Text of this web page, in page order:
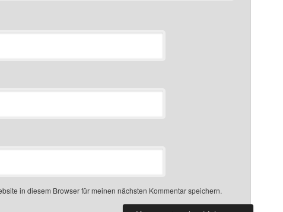
in diesem Browser für meinen nächsten Kommentar speichern.